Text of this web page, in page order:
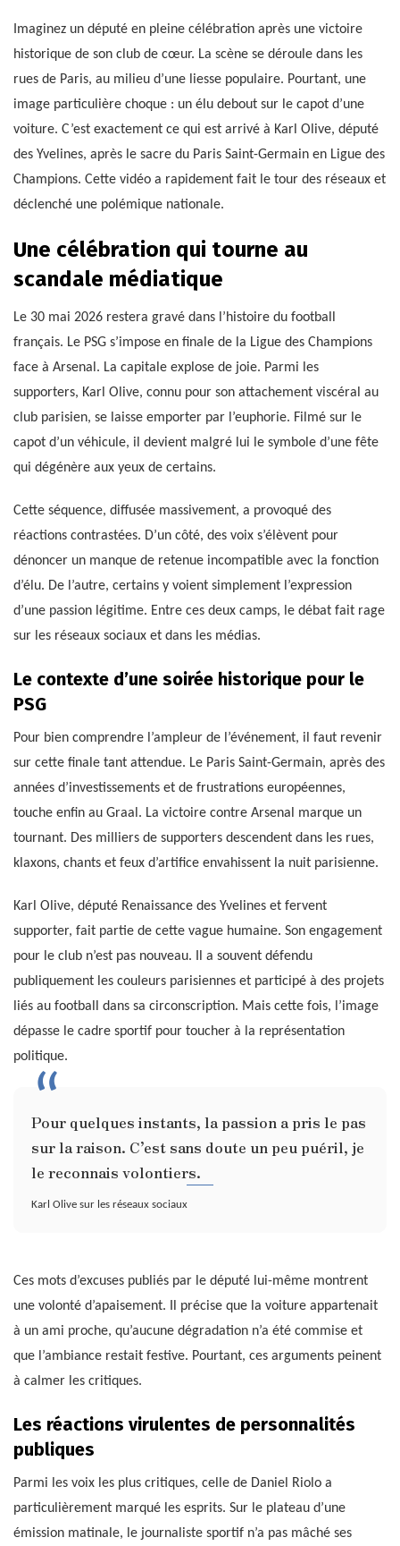
Imaginez un député en pleine célébration après une victoire
historique de son club de cœur. La scène se déroule dans les
rues de Paris, au milieu d’une liesse populaire. Pourtant, une
image particulière choque : un élu debout sur le capot d’une
voiture. C’est exactement ce qui est arrivé à Karl Olive, député
des Yvelines, après le sacre du Paris Saint-Germain en Ligue des
Champions. Cette vidéo a rapidement fait le tour des réseaux et
déclenché une polémique nationale.
Une célébration qui tourne au
scandale médiatique
Le 30 mai 2026 restera gravé dans l’histoire du football
français. Le PSG s’impose en finale de la Ligue des Champions
face à Arsenal. La capitale explose de joie. Parmi les
supporters, Karl Olive, connu pour son attachement viscéral au
club parisien, se laisse emporter par l’euphorie. Filmé sur le
capot d’un véhicule, il devient malgré lui le symbole d’une fête
qui dégénère aux yeux de certains.
Cette séquence, diffusée massivement, a provoqué des
réactions contrastées. D’un côté, des voix s’élèvent pour
dénoncer un manque de retenue incompatible avec la fonction
d’élu. De l’autre, certains y voient simplement l’expression
d’une passion légitime. Entre ces deux camps, le débat fait rage
sur les réseaux sociaux et dans les médias.
Le contexte d’une soirée historique pour le
PSG
Pour bien comprendre l’ampleur de l’événement, il faut revenir
sur cette finale tant attendue. Le Paris Saint-Germain, après des
années d’investissements et de frustrations européennes,
touche enfin au Graal. La victoire contre Arsenal marque un
tournant. Des milliers de supporters descendent dans les rues,
klaxons, chants et feux d’artifice envahissent la nuit parisienne.
Karl Olive, député Renaissance des Yvelines et fervent
supporter, fait partie de cette vague humaine. Son engagement
pour le club n’est pas nouveau. Il a souvent défendu
publiquement les couleurs parisiennes et participé à des projets
liés au football dans sa circonscription. Mais cette fois, l’image
dépasse le cadre sportif pour toucher à la représentation
politique.
Pour quelques instants, la passion a pris le pas
sur la raison. C’est sans doute un peu puéril, je
le reconnais volontiers.
Karl Olive sur les réseaux sociaux
Ces mots d’excuses publiés par le député lui-même montrent
une volonté d’apaisement. Il précise que la voiture appartenait
à un ami proche, qu’aucune dégradation n’a été commise et
que l’ambiance restait festive. Pourtant, ces arguments peinent
à calmer les critiques.
Les réactions virulentes de personnalités
publiques
Parmi les voix les plus critiques, celle de Daniel Riolo a
particulièrement marqué les esprits. Sur le plateau d’une
émission matinale, le journaliste sportif n’a pas mâché ses